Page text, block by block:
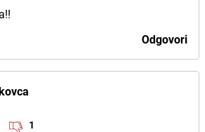
Odgovori
1